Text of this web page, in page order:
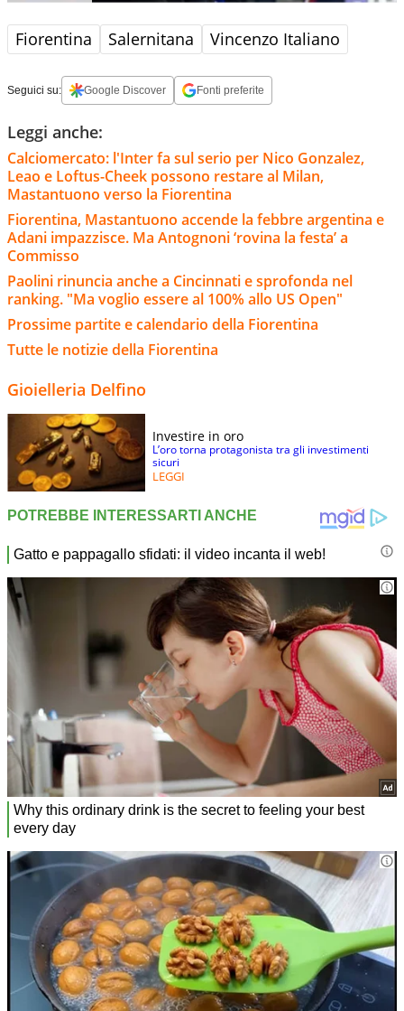
Fiorentina Salernitana Vincenzo Italiano
Seguici su: Google Discover Fonti preferite
Leggi anche:
Calciomercato: l'Inter fa sul serio per Nico Gonzalez,
Leao e Loftus-Cheek possono restare al Milan,
Mastantuono verso la Fiorentina
Fiorentina, Mastantuono accende la febbre argentina e
Adani impazzisce. Ma Antognoni ‘rovina la festa’ a
Commisso
Paolini rinuncia anche a Cincinnati e sprofonda nel
ranking. "Ma voglio essere al 100% allo US Open"
Prossime partite e calendario della Fiorentina
Tutte le notizie della Fiorentina
Gioielleria Delfino
Investire in oro
L’oro torna protagonista tra gli investimenti
sicuri
LEGGI